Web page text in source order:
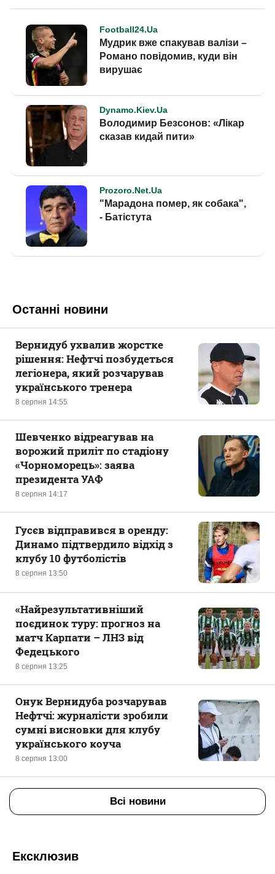
Останні новини
8 серпня 14:55
Вернидуб ухвалив жорстке
рішення: Нефтчі позбудеться
легіонера, який розчарував
українського тренера
8 серпня 14:17
Шевченко відреагував на
ворожий приліт по стадіону
«Чорноморець»: заява
президента УАФ
8 серпня 13:50
Гусєв відправився в оренду:
Динамо підтвердило відхід з
клубу 10 футболістів
8 серпня 13:25
«Найрезультативніший
поєдинок туру: прогноз на
матч Карпати – ЛНЗ від
Федецького
8 серпня 13:00
Онук Вернидуба розчарував
Нефтчі: журналісти зробили
сумні висновки для клубу
українського коуча
Всі новини
Ексклюзив